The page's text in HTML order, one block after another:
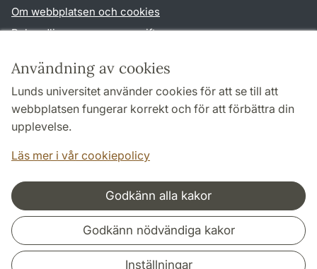
Användning av cookies
Lunds universitet använder cookies för att se till att
webbplatsen fungerar korrekt och för att förbättra din
upplevelse.
Läs mer i vår cookiepolicy
Godkänn alla kakor
Godkänn nödvändiga kakor
Inställningar
Om webbplatsen och cookies
Behandling av personuppgifter
TYPO3-login
Följ oss i sociala medier
Samarbeten och nätverk